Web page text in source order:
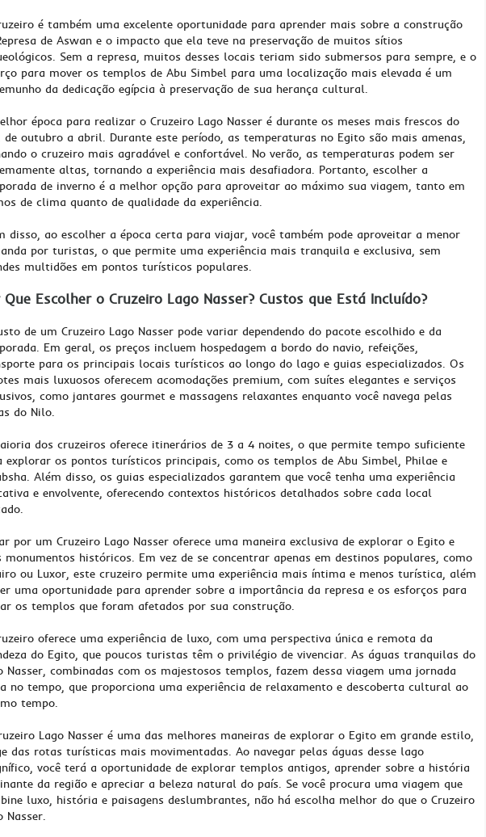
é também uma excelente oportunidade para aprender mais sobre a construção
de Aswan e o impacto que ela teve na preservação de muitos sítios
Sem a represa, muitos desses locais teriam sido submersos para sempre, e o
para mover os templos de Abu Simbel para uma localização mais elevada é um
da dedicação egípcia à preservação de sua herança cultural.
época para realizar o Cruzeiro Lago Nasser é durante os meses mais frescos do
de outubro a abril. Durante este período, as temperaturas no Egito são mais amenas,
o cruzeiro mais agradável e confortável. No verão, as temperaturas podem ser
altas, tornando a experiência mais desafiadora. Portanto, escolher a
de inverno é a melhor opção para aproveitar ao máximo sua viagem, tanto em
de clima quanto de qualidade da experiência.
disso, ao escolher a época certa para viajar, você também pode aproveitar a menor
por turistas, o que permite uma experiência mais tranquila e exclusiva, sem
multidões em pontos turísticos populares.
Que Escolher o Cruzeiro Lago Nasser? Custos que Está Incluído?
de um Cruzeiro Lago Nasser pode variar dependendo do pacote escolhido e da
Em geral, os preços incluem hospedagem a bordo do navio, refeições,
para os principais locais turísticos ao longo do lago e guias especializados. Os
mais luxuosos oferecem acomodações premium, com suítes elegantes e serviços
como jantares gourmet e massagens relaxantes enquanto você navega pelas
do Nilo.
dos cruzeiros oferece itinerários de 3 a 4 noites, o que permite tempo suficiente
explorar os pontos turísticos principais, como os templos de Abu Simbel, Philae e
Além disso, os guias especializados garantem que você tenha uma experiência
e envolvente, oferecendo contextos históricos detalhados sobre cada local
por um Cruzeiro Lago Nasser oferece uma maneira exclusiva de explorar o Egito e
monumentos históricos. Em vez de se concentrar apenas em destinos populares, como
ou Luxor, este cruzeiro permite uma experiência mais íntima e menos turística, além
uma oportunidade para aprender sobre a importância da represa e os esforços para
os templos que foram afetados por sua construção.
oferece uma experiência de luxo, com uma perspectiva única e remota da
do Egito, que poucos turistas têm o privilégio de vivenciar. As águas tranquilas do
Nasser, combinadas com os majestosos templos, fazem dessa viagem uma jornada
no tempo, que proporciona uma experiência de relaxamento e descoberta cultural ao
tempo.
Lago Nasser é uma das melhores maneiras de explorar o Egito em grande estilo,
das rotas turísticas mais movimentadas. Ao navegar pelas águas desse lago
você terá a oportunidade de explorar templos antigos, aprender sobre a história
da região e apreciar a beleza natural do país. Se você procura uma viagem que
luxo, história e paisagens deslumbrantes, não há escolha melhor do que o Cruzeiro
Nasser.